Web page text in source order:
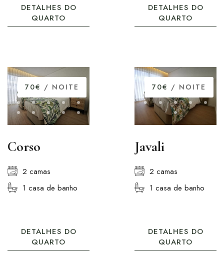
DETALHES DO
QUARTO
DETALHES DO
QUARTO
70€ / NOITE
Corso
2 camas
1 casa de banho
DETALHES DO
QUARTO
70€ / NOITE
Javali
2 camas
1 casa de banho
DETALHES DO
QUARTO